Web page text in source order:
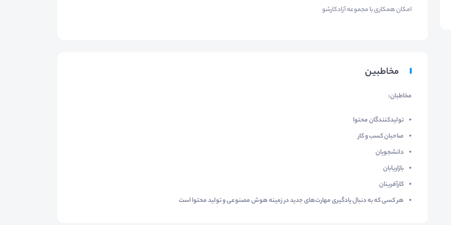
امکان همکاری با مجموعه آزادکارشو
مخاطبین
مخاطبان:
تولیدکنندگان محتوا
صاحبان کسب و کار
دانشجویان
بازاریابان
کارآفرینان
هر کسی که به دنبال یادگیری مهارت‌های جدید در زمینه هوش مصنوعی و تولید محتوا است